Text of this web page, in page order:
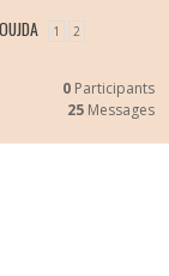
1 2
0 Participants
25 Messages